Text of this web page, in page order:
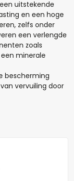
uitstekende
en een hoge
zelfs onder
een verlengde
zoals
minerale
bescherming
vervuiling door
te
van de